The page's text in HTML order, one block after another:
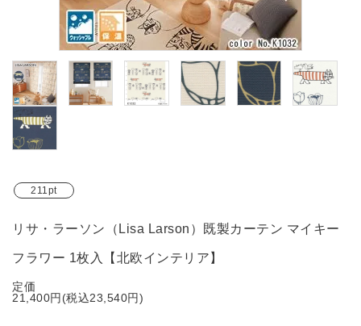
211pt
リサ・ラーソン（Lisa Larson）既製カーテン マイキー
フラワー 1枚入【北欧インテリア】
定価
21,400円(税込23,540円)